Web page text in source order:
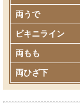
両うで
ビキニライン
両もも
両ひざ下